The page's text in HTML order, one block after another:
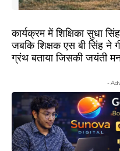
कार्यक्रम में शिक्षिका सुधा
जबकि शिक्षक एस बी सिंह ने
ग्रंथ बताया जिसकी जयंती
-